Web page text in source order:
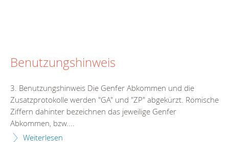
Benutzungshinweis
3. Benutzungshinweis Die Genfer Abkommen und die
Zusatzprotokolle werden "GA" und "ZP" abgekürzt. Römische
Ziffern dahinter bezeichnen das jeweilige Genfer
Abkommen, bzw....
Weiterlesen